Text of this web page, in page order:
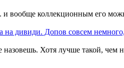
вообще коллекционным его
дивиди. Допов совсем
Хотя лучше такой,